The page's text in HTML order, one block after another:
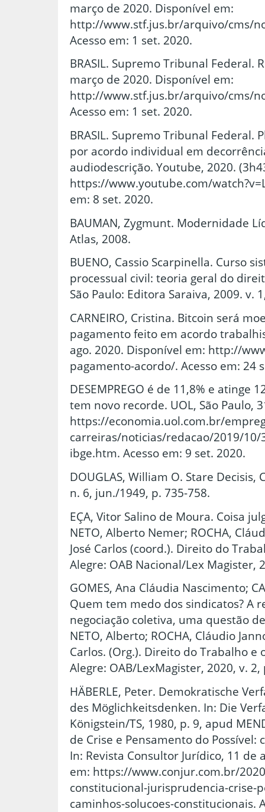
março de 2020. Disponível em:
http://www.stf.jus.br/arquivo/cms/
Acesso em: 1 set. 2020.
BRASIL. Supremo Tribunal Federal.
março de 2020. Disponível em:
http://www.stf.jus.br/arquivo/cms/
Acesso em: 1 set. 2020.
BRASIL. Supremo Tribunal Federal.
por acordo individual em
audiodescrição. Youtube, 2020.
https://www.youtube.com/
em: 8 set. 2020.
BAUMAN, Zygmunt. Modernidade
Atlas, 2008.
BUENO, Cassio Scarpinella. Curso
processual civil: teoria geral do
São Paulo: Editora Saraiva, 2009. v.
CARNEIRO, Cristina. Bitcoin será
pagamento feito em acordo
ago. 2020. Disponível em: http://
pagamento-acordo/. Acesso em: 24
DESEMPREGO é de 11,8% e atinge
tem novo recorde. UOL, São Paulo,
https://economia.uol.com.br/
carreiras/noticias/redacao/2019/
ibge.htm. Acesso em: 9 set. 2020.
DOUGLAS, William O. Stare Decisis,
n. 6, jun./1949, p. 735-758.
EÇA, Vitor Salino de Moura. Coisa
NETO, Alberto Nemer; ROCHA,
José Carlos (coord.). Direito do
Alegre: OAB Nacional/Lex Magister,
GOMES, Ana Cláudia Nascimento;
Quem tem medo dos sindicatos? A
negociação coletiva, uma questão
NETO, Alberto; ROCHA, Cláudio
Carlos. (Org.). Direito do Trabalho e
Alegre: OAB/LexMagister, 2020, v. 2,
HÄBERLE, Peter. Demokratische
des Möglichkeitsdenken. In: Die
Königstein/TS, 1980, p. 9, apud
de Crise e Pensamento do
In: Revista Consultor Jurídico, 11 de
em: https://www.conjur.com.br/
constitucional-jurisprudencia-crise-
caminhos-solucoes-constitucionais.